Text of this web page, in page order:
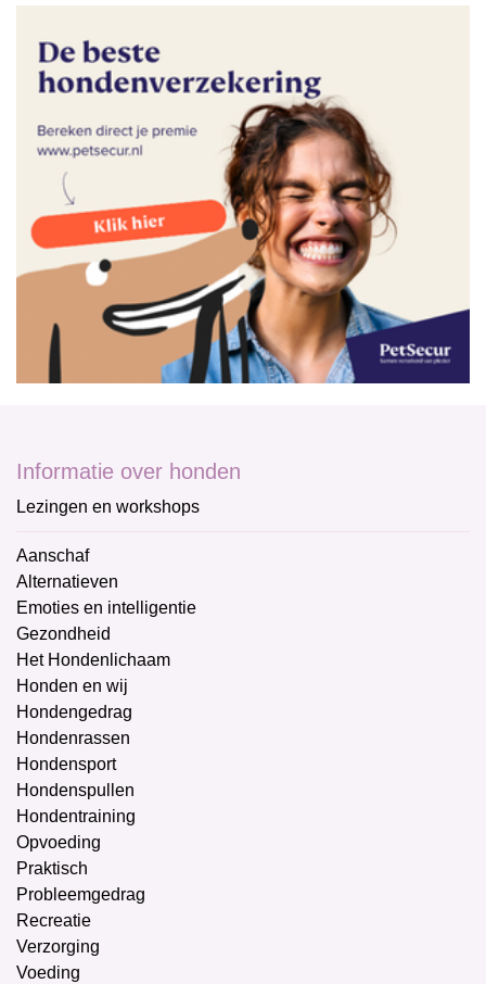
Informatie over honden
Lezingen en workshops
Aanschaf
Alternatieven
Emoties en intelligentie
Gezondheid
Het Hondenlichaam
Honden en wij
Hondengedrag
Hondenrassen
Hondensport
Hondenspullen
Hondentraining
Opvoeding
Praktisch
Probleemgedrag
Recreatie
Verzorging
Voeding